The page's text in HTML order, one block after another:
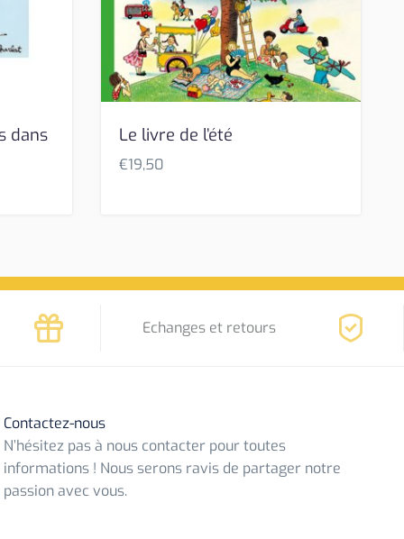
dans Le livre de l’été
€19,50
Echanges et retours
Contactez-nous
N’hésitez pas à nous contacter pour toutes
informations ! Nous serons ravis de partager notre
passion avec vous.